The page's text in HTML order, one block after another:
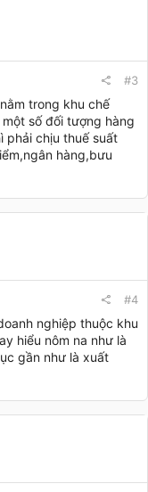
#3
trong khu chế
số đối tượng hàng
phải chịu thuế suất
hàng,bưu
#4
nghiệp thuộc khu
hiểu nôm na như là
gần như là xuất